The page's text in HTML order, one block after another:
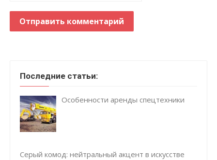
Последние статьи:
Особенности аренды спецтехники
Серый комод: нейтральный акцент в искусстве